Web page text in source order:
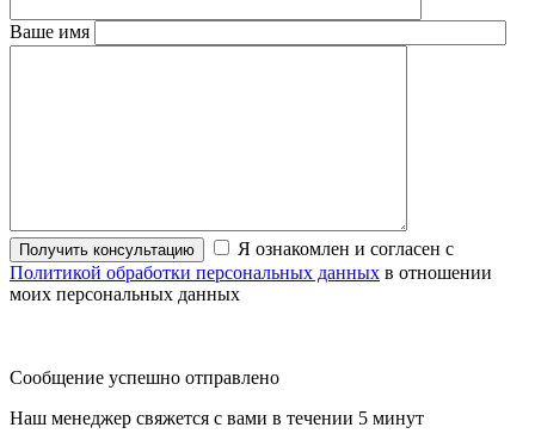
Ваше имя
Я ознакомлен и согласен с
Политикой обработки персональных данных в отношении
моих персональных данных
Сообщение успешно отправлено
Наш менеджер свяжется с вами в течении 5 минут